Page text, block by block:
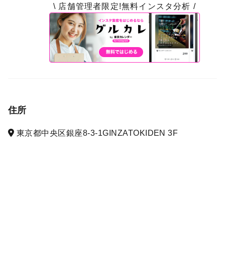
\ 店舗管理者限定!無料インスタ分析 /
住所
東京都中央区銀座8-3-1GINZATOKIDEN 3F